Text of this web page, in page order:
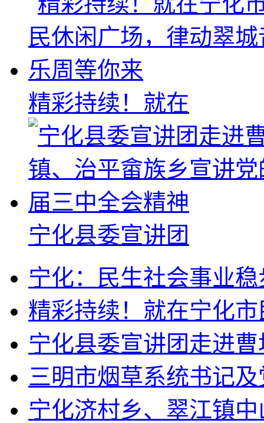
精彩持续！就在
宁化县委宣讲团
宁化：民生社会事业
精彩持续！就在宁化
宁化县委宣讲团走进
三明市烟草系统书记
宁化济村乡、翠江镇